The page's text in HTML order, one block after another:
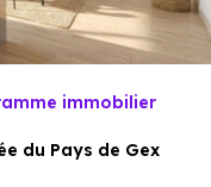
immobilier
du Pays de Gex